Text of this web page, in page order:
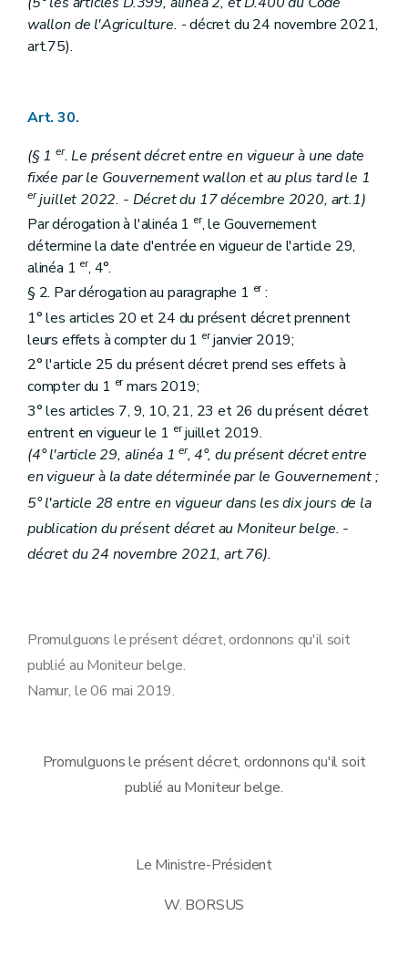
wallon de l'Agriculture. - décret du 24 novembre 2021,
art.75).
Art. 30.
(§ 1er. Le présent décret entre en vigueur à une date
fixée par le Gouvernement wallon et au plus tard le 1
erjuillet 2022. - Décret du 17 décembre 2020, art.1)
Par dérogation à l'alinéa 1 er, le Gouvernement
détermine la date d'entrée en vigueur de l'article 29,
alinéa 1 er, 4°.
§ 2. Par dérogation au paragraphe 1 er:
1° les articles 20 et 24 du présent décret prennent
leurs effets à compter du 1 erjanvier 2019;
2° l'article 25 du présent décret prend ses effets à
compter du 1 ermars 2019;
3° les articles 7, 9, 10, 21, 23 et 26 du présent décret
entrent en vigueur le 1 erjuillet 2019.
(4° l'article 29, alinéa 1er, 4°, du présent décret entre
en vigueur à la date déterminée par le Gouvernement ;
5° l'article 28 entre en vigueur dans les dix jours de la
publication du présent décret au Moniteur belge. -
décret du 24 novembre 2021, art.76).
Promulguons le présent décret, ordonnons qu'il soit
publié au Moniteur belge.
Namur, le 06 mai 2019.
Promulguons le présent décret, ordonnons qu'il soit
publié au Moniteur belge.
Le Ministre-Président
W. BORSUS